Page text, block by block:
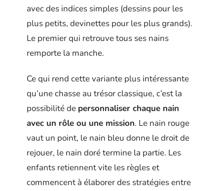
avec des indices simples (dessins pour les
plus petits, devinettes pour les plus grands).
Le premier qui retrouve tous ses nains
remporte la manche.
Ce qui rend cette variante plus intéressante
qu’une chasse au trésor classique, c’est la
possibilité de personnaliser chaque nain
avec un rôle ou une mission. Le nain rouge
vaut un point, le nain bleu donne le droit de
rejouer, le nain doré termine la partie. Les
enfants retiennent vite les règles et
commencent à élaborer des stratégies entre